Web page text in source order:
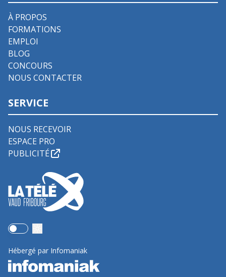
À PROPOS
FORMATIONS
EMPLOI
BLOG
CONCOURS
NOUS CONTACTER
SERVICE
NOUS RECEVOIR
ESPACE PRO
PUBLICITÉ
Use setting
Hébergé par Infomaniak